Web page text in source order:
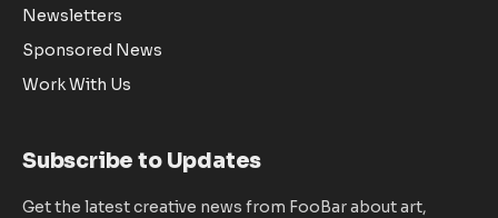
Newsletters
Sponsored News
Work With Us
Subscribe to Updates
Get the latest creative news from FooBar about art,